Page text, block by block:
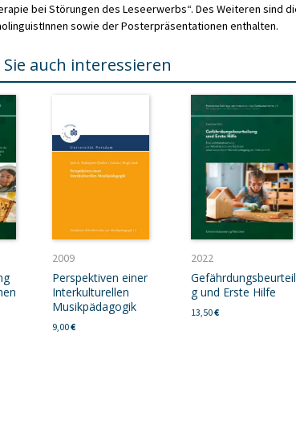
bei Störungen des Leseerwerbs“. Des Weiteren sind
sowie der Posterpräsentationen enthalten.
auch interessieren
2009
Perspektiven einer
Interkulturellen
Musikpädagogik
9,00€
2022
g und Erste Hilfe
13,50€